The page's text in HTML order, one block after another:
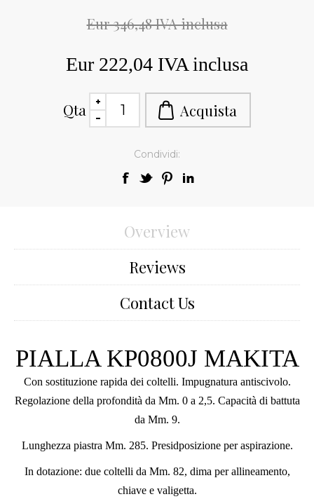
Eur 346,48 IVA inclusa
Eur 222,04 IVA inclusa
Qta
Condividi:
Overview
Reviews
Contact Us
PIALLA KP0800J MAKITA
Con sostituzione rapida dei coltelli. Impugnatura antiscivolo.
Regolazione della profondità da Mm. 0 a 2,5. Capacità di battuta
da Mm. 9.
Lunghezza piastra Mm. 285. Presidposizione per aspirazione.
In dotazione: due coltelli da Mm. 82, dima per allineamento,
chiave e valigetta.